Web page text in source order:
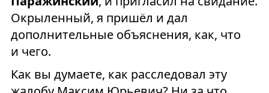
Окрыленный, я пришёл и дал
дополнительные объяснения, как, что
и чего.
Как вы думаете, как расследовал эту